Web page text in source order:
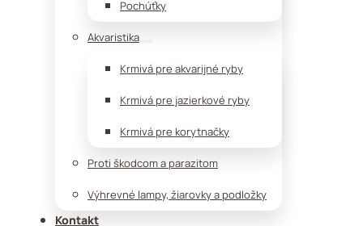
Pochúťky
Akvaristika
Krmivá pre akvarijné ryby
Krmivá pre jazierkové ryby
Krmivá pre korytnačky
Proti škodcom a parazitom
Výhrevné lampy, žiarovky a podložky
Kontakt